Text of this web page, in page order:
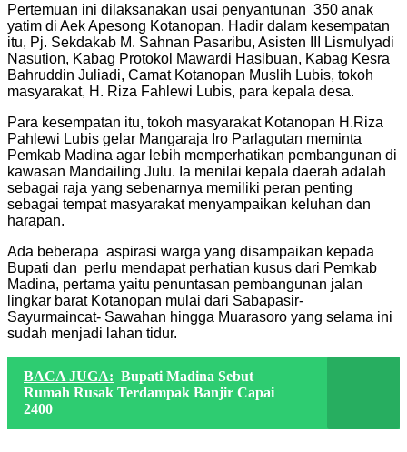
Pertemuan ini dilaksanakan usai penyantunan 350 anak
yatim di Aek Apesong Kotanopan. Hadir dalam kesempatan
itu, Pj. Sekdakab M. Sahnan Pasaribu, Asisten III Lismulyadi
Nasution, Kabag Protokol Mawardi Hasibuan, Kabag Kesra
Bahruddin Juliadi, Camat Kotanopan Muslih Lubis, tokoh
masyarakat, H. Riza Fahlewi Lubis, para kepala desa.
Para kesempatan itu, tokoh masyarakat Kotanopan H.Riza
Pahlewi Lubis gelar Mangaraja Iro Parlagutan meminta
Pemkab Madina agar lebih memperhatikan pembangunan di
kawasan Mandailing Julu. Ia menilai kepala daerah adalah
sebagai raja yang sebenarnya memiliki peran penting
sebagai tempat masyarakat menyampaikan keluhan dan
harapan.
Ada beberapa aspirasi warga yang disampaikan kepada
Bupati dan perlu mendapat perhatian kusus dari Pemkab
Madina, pertama yaitu penuntasan pembangunan jalan
lingkar barat Kotanopan mulai dari Sabapasir-
Sayurmaincat- Sawahan hingga Muarasoro yang selama ini
sudah menjadi lahan tidur.
BACA JUGA: Bupati Madina Sebut
Rumah Rusak Terdampak Banjir Capai
2400